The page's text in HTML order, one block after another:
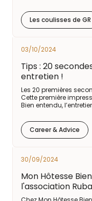
Les coulisses de GR
03/10/2024
Tips : 20
entretien !
Les 20 premières
Cette première
Bien entendu,
Career & Advice
30/09/2024
Mon Hôtesse
l'association